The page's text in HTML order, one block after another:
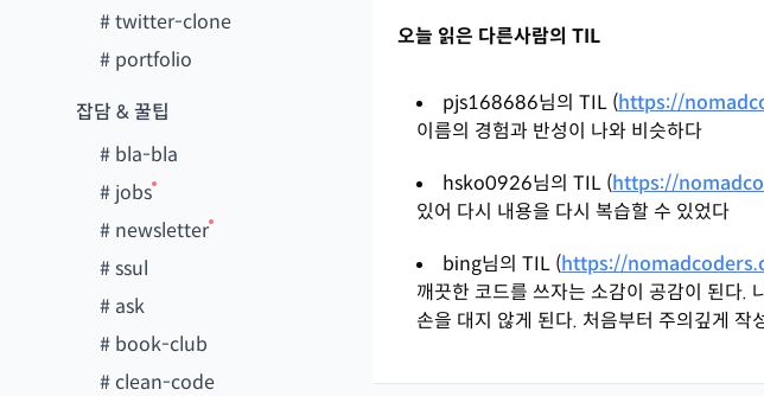
#twitter-clone
# portfolio
잡담 & 꿀팁
# bla-bla
# jobs
# newsletter
#ssul
# ask
# book-club
#clean-code
오늘 읽은 다른사람의 TIL
pjs168686님의 TIL (https://
이름의 경험과 반성이 나와 비슷하다
hsko0926님의 TIL (https://
있어 다시 내용을 다시 복습할 수 있었다
bing님의 TIL (https://
깨끗한 코드를 쓰자는 소감이 공감이 된다.
손을 대지 않게 된다. 처음부터 주의깊게 작